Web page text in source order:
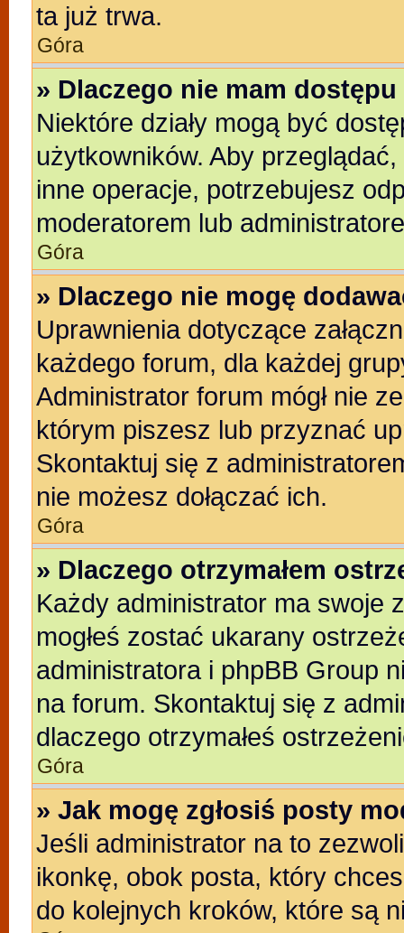
ta już trwa.
Góra
» Dlaczego nie mam dostępu
Niektóre działy mogą być
użytkowników. Aby
inne operacje, potrzebujesz
moderatorem lub
Góra
» Dlaczego nie mogę
Uprawnienia dotyczące
każdego forum, dla każdej
Administrator forum mógł nie
którym piszesz lub przyznać
Skontaktuj się z
nie możesz dołączać ich.
Góra
» Dlaczego otrzymałem
Każdy administrator ma swoje
mogłeś zostać ukarany
administratora i phpBB Group
na forum. Skontaktuj się z
dlaczego otrzymałeś
Góra
» Jak mogę zgłosiś posty
Jeśli administrator na to
ikonkę, obok posta, który
do kolejnych kroków, które są